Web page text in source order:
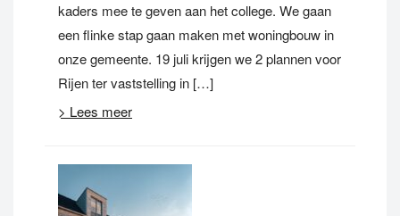
kaders mee te geven aan het college. We gaan
een flinke stap gaan maken met woningbouw in
onze gemeente. 19 juli krijgen we 2 plannen voor
Rijen ter vaststelling in […]
> Lees meer